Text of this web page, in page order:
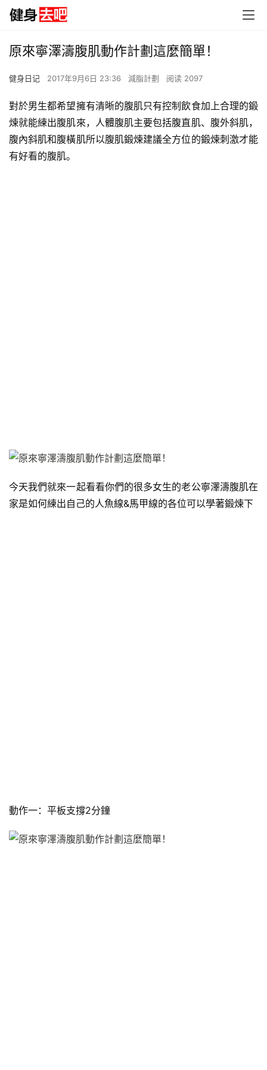
原來寧澤濤腹肌動作計劃這麼簡單！
健身日记 2017年9月6日 23:36 減脂計劃 阅读 2097
對於男生都希望擁有清晰的腹肌只有控制飲食加上合理的鍛
煉就能練出腹肌來，人體腹肌主要包括腹直肌、腹外斜肌，
腹內斜肌和腹橫肌所以腹肌鍛煉建議全方位的鍛煉刺激才能
有好看的腹肌。
今天我們就來一起看看你們的很多女生的老公寧澤濤腹肌在
家是如何練出自己的人魚線&馬甲線的各位可以學著鍛煉下
動作一：平板支撐2分鐘